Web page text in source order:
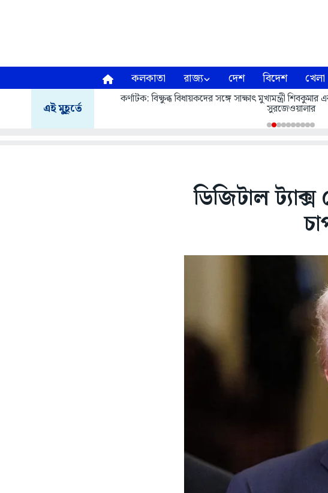
কলকাতা রাজ্য দেশ বিদেশ খেলা
এই মুহূর্তে
কর্ণাটক: বিক্ষুব্ধ বিধায়কদের সঙ্গে সাক্ষাৎ মুখ্যমন্ত্রী
সুরজেওয়ালার
ডিজিটাল